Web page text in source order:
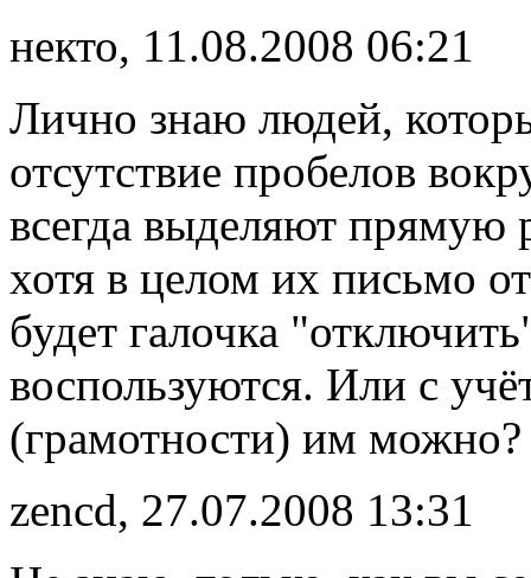
некто, 11.08.2008 06:21
Лично знаю людей,
отсутствие пробелов
всегда выделяют прямую
хотя в целом их письмо
будет галочка
воспользуются. Или с
(грамотности) им можно?
zencd, 27.07.2008 13:31